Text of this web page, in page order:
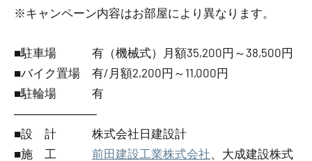
※キャンペーン内容はお部屋により異なります。
■駐車場 有（機械式）月額35,200円～38,500円
■バイク置場 有/月額2,200円～11,000円
■駐輪場 有
―――――――
■設 計 株式会社日建設計
■施 工 前田建設工業株式会社、大成建設株式